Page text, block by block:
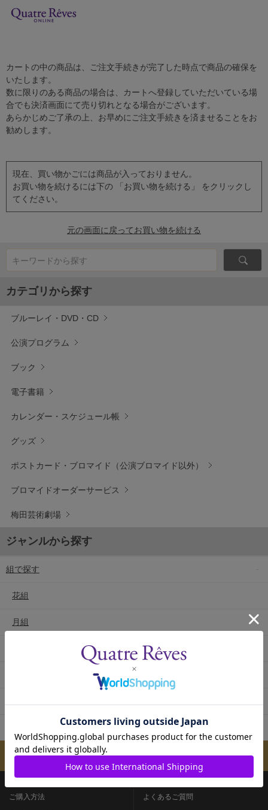
カートの中の商品は、ご注文手続きが完了した時点で商品の確保を
いたします。
数に限りのある商品の場合は、カートへ登録していただいている場
合でも決済画面にて売り切れとなる場合がございます。
あらかじめご了承の上、お早めにご注文手続きを済ませることをお
勧めします。
現在、買い物かごには商品が入っておりません。
お買い物を続けるには下の 「お買い物を続ける」 をクリックし
てください。
元の画面に戻ってお買い物を続ける
キーワードから探す
カテゴリから探す
ブルーレイ・DVD・CD
公演プログラム
ブック
電子書籍
カレンダー・スケジュール帳
グッズ
ポストカード・ブロマイド（公演ブロマイド以外）
ブロマイドオーダーサービス
梅田芸術劇場
ジャンルから探す
組で探す
花組
月組
メールマガジンのご案内
ご購入方法
よくあるご質問